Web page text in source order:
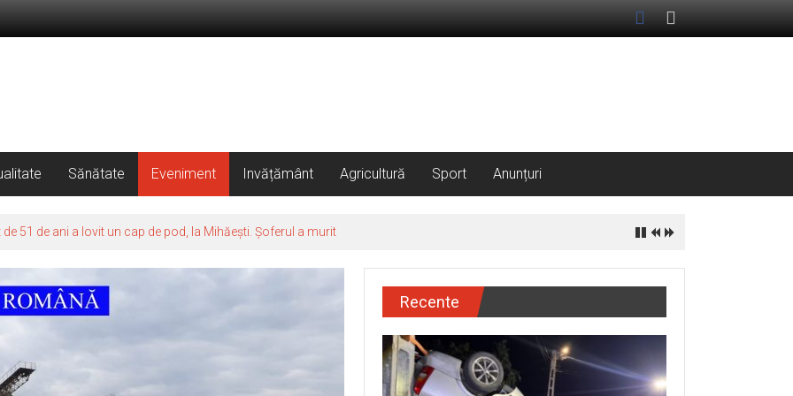
Sănătate Eveniment Invățământ Agricultură Sport Anunțuri
51 de ani a lovit un cap de pod, la Mihăești. Șoferul a murit
Recente